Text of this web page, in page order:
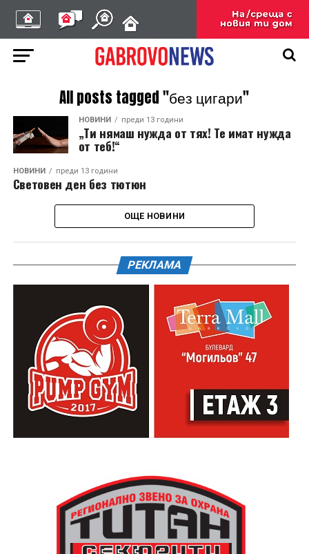
All posts tagged "без цигари"
НОВИНИ преди 13 години
„Ти нямаш нужда от тях! Те имат нужда
от теб!“
НОВИНИ преди 13 години
Световен ден без тютюн
ОЩЕ НОВИНИ
РЕКЛАМА